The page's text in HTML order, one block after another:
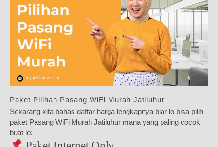
Paket Pilihan Pasang WiFi Murah Jatiluhur
Sekarang kita bahas daftar harga lengkapnya biar lo bisa pilih
paket Pasang WiFi Murah Jatiluhur mana yang paling cocok
buat lo: